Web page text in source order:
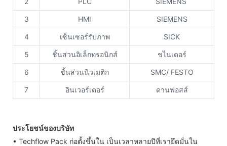
3 HMI SIEMENS
4 เซ็นเซอร์รับภาพ SICK
5 ชิ้นส่วนอิเล็กทรอนิกส์ ชไนเดอร์
6 ชิ้นส่วนนิวเมติก SMC/ FESTO
7 อินเวอร์เตอร์ ดานฟอสส์
ประโยชน์ของบริษัท
• Techflow Pack ก่อตั้งขึ้นใน เป็นเวลาหลายปีที่เรายึดมั่นใน